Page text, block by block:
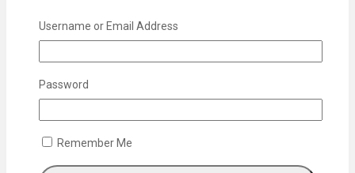
Video Editing
Bundle
All Marketing
Add To Cart
Username or Email Address
Password
Remember Me